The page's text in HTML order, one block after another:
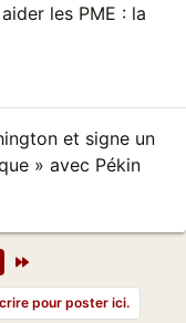
les PME : la
et signe un
» avec Pékin
pour poster ici.